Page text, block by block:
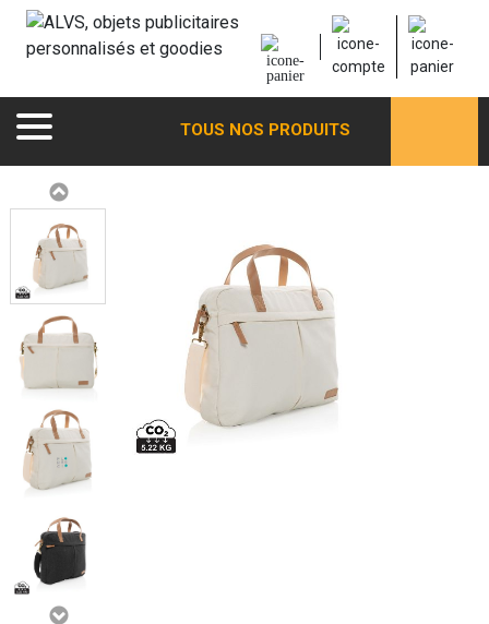
TOUS NOS PRODUITS